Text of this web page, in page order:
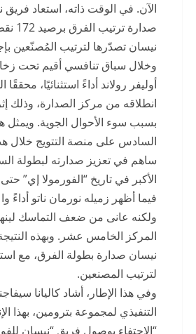
الآن. في الوقت ذاته، استعاد
صدارة
نيسان تصدّرها لترتيب المُصنّعين بإجمالي
وخلال سباق تنافسي أقيم تحت
أوليفر رولاند أداءً استثنائيًا، محققًا
انطلاقه من مركز الصدارة، وذلك
بسبب سوء الأحوال الجوية. ويمثل
السادس على منصة التتويج خلال
ساهم في تعزيز صدارته لبطولة
الأكبر في تاريخ “الفورمولا إي”
فيما أظهر زميله نورمان ناتو أداءً
ولكنه عانى من ضعف التماسك
المركز الخامس عشر. وبهذه
نيسان صدارة بطولة الفرق، مع
لترتيب المصنعين.
وفي هذا الإطار، أشاد كاليانا
التنفيذي لمجموعة بترومين، بهذا
“الاحتفاء بوصول فريق “نيسان